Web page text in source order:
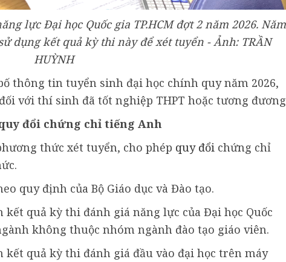
lực Đại học Quốc gia TP.HCM đợt 2 năm 2026. Năm
dụng kết quả kỳ thi này để xét tuyển - Ảnh: TRẦN
HUỲNH
thông tin tuyển sinh đại học chính quy năm 2026,
với thí sinh đã tốt nghiệp THPT hoặc tương
đổi chứng chỉ tiếng Anh
thức xét tuyển, cho phép quy đổi chứng chỉ
quy định của Bộ Giáo dục và Đào tạo.
kết quả kỳ thi đánh giá năng lực của Đại học Quốc
không thuộc nhóm ngành đào tạo giáo viên.
kết quả kỳ thi đánh giá đầu vào đại học trên máy